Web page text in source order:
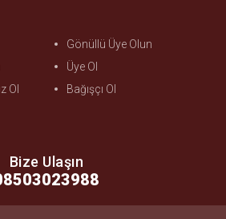
Ol
Gönüllü Üye Olun
Üye Ol
Bağışçı Ol
Bize Ulaşın